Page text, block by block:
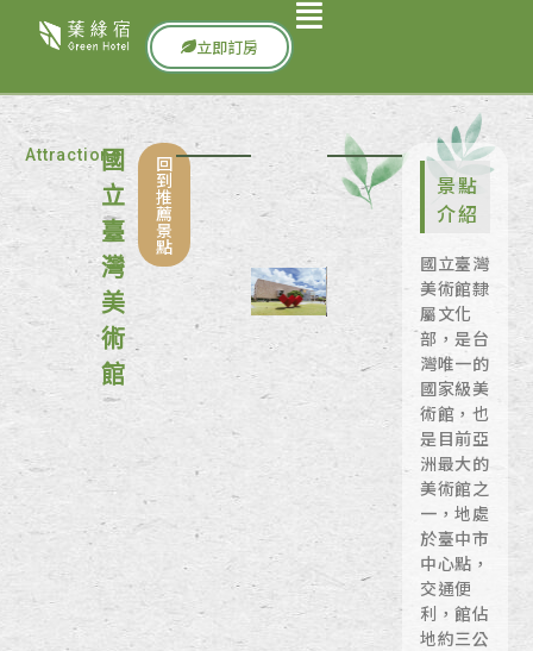
立即訂房
Attractions
國
立
臺
灣
美
術
館
回
到
推
薦
景
點
景點
介紹
國立臺灣
美術館隸
屬文化
部，是台
灣唯一的
國家級美
術館，也
是目前亞
洲最大的
美術館之
一，地處
於臺中市
中心點，
交通便
利，館佔
地約三公